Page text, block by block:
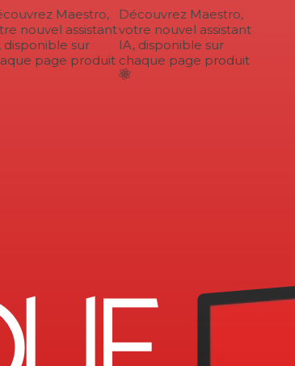
Maestro,
nouvel assistant
disponible sur
page produit
Découvrez Maestro,
votre nouvel assistant
IA, disponible sur
chaque page produit